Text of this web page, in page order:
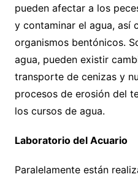
pueden afectar a los
y contaminar el agua, así
organismos bentónicos.
agua, pueden existir
transporte de cenizas y
procesos de erosión del
los cursos de agua.
Laboratorio del Acuario
Paralelamente están